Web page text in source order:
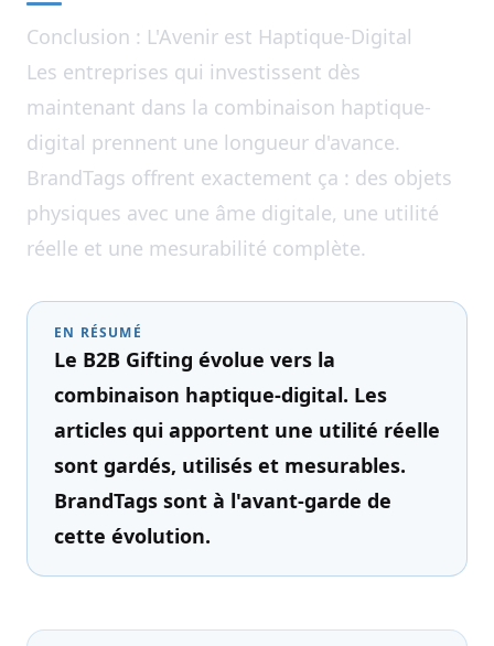
Conclusion : L'Avenir est Haptique-Digital
Les entreprises qui investissent dès
maintenant dans la combinaison haptique-
digital prennent une longueur d'avance.
BrandTags offrent exactement ça : des objets
physiques avec une âme digitale, une utilité
réelle et une mesurabilité complète.
EN RÉSUMÉ
Le B2B Gifting évolue vers la
combinaison haptique-digital. Les
articles qui apportent une utilité réelle
sont gardés, utilisés et mesurables.
BrandTags sont à l'avant-garde de
cette évolution.